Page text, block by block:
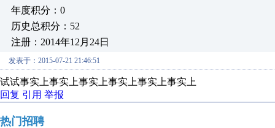
年度积分：0
历史总积分：52
注册：2014年12月24日
发表于：2015-07-21 21:46:51
试试事实上事实上事实上事实上事实上事实上
回复 引用 举报
热门招聘